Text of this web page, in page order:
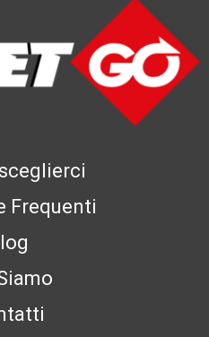
Frequenti